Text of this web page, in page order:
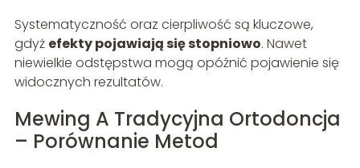
Systematyczność oraz cierpliwość są kluczowe,
gdyż efekty pojawiają się stopniowo. Nawet
niewielkie odstępstwa mogą opóźnić pojawienie się
widocznych rezultatów.
Mewing A Tradycyjna Ortodoncja
– Porównanie Metod